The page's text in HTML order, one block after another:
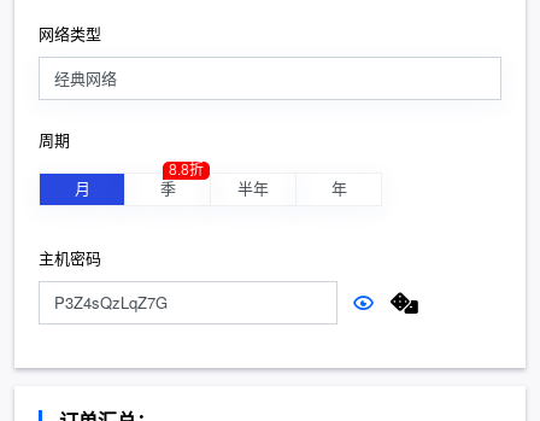
网络类型
经典网络
周期
月 季
8.8折
半年 年
主机密码